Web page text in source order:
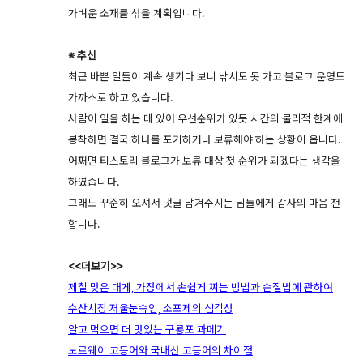
가벼운 소재를 섞을 계획입니다.
※ 추신
최근 바쁜 일들이 계속 생기다 보니 낚시도 못 가고 블로그 운영도
가까스로 하고 있습니다.
사람이 일을 하는 데 있어 우선순위가 있듯 시간의 물리적 한계에
봉착하면 결국 하나를 포기하거나 보류해야 하는 상황이 옵니다.
어쩌면 티스토리 블로그가 보류 대상 첫 순위가 되겠다는 생각을
하였습니다.
그래도 꾸준히 오셔서 댓글 남겨주시는 님들에게 감사의 마음 전
합니다.
<<더보기>>
제철 맞은 대게, 가정에서 손쉽게 찌는 방법과 손질법에 관하여
수산시장 저울눈속임, 소포제의 심각성
알고 먹으면 더 맛있는 구룡포 과메기
노르웨이 고등어와 국내산 고등어의 차이점